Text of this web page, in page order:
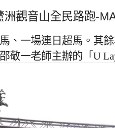
洲觀音山全民路跑-
、一場連日超馬。其
敬一老師主辦的「U